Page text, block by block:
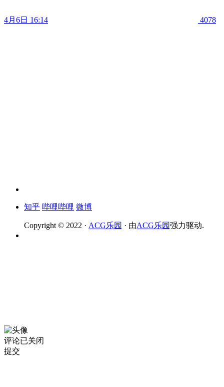
4月6日 16:14 4078
知乎 哔哩哔哩 微博
Copyright © 2022 · ACG乐园 · 由ACG乐园强力驱动.
评论已关闭
提交